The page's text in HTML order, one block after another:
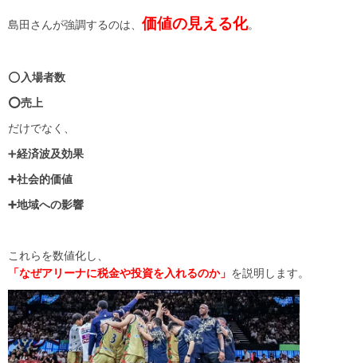
島田さんが強調するのは、 価値の見える化。
⭕️ 入場者数
⭕️売上
だけでなく、
➕経済波及効果
➕社会的価値
➕地域への影響
これらを数値化し、
「なぜアリーナに税金や投資を入れるのか」 を説明します。